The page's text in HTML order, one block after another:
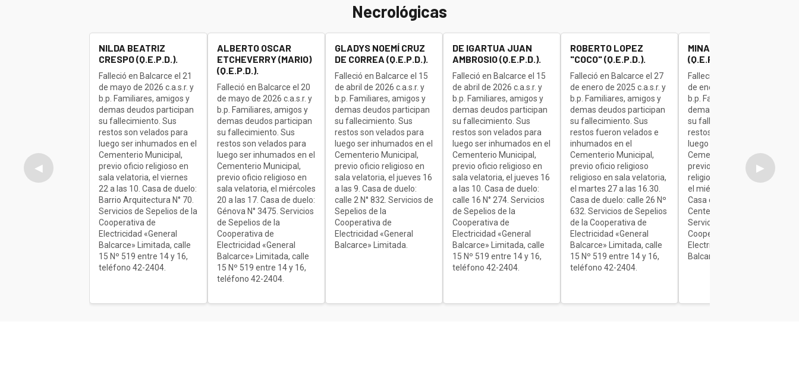
Necrológicas
◀
NILDA BEATRIZ
CRESPO (Q.E.P.D.).
Falleció en Balcarce el 21
de mayo de 2026 c.a.s.r. y
b.p. Familiares, amigos y
demas deudos participan
su fallecimiento. Sus
restos son velados para
luego ser inhumados en el
Cementerio Municipal,
previo oficio religioso en
sala velatoria, el viernes
22 a las 10. Casa de duelo:
Barrio Arquitectura N° 70.
Servicios de Sepelios de la
Cooperativa de
Electricidad «General
Balcarce» Limitada, calle
15 Nº 519 entre 14 y 16,
teléfono 42-2404.
ALBERTO OSCAR
ETCHEVERRY (MARIO)
(Q.E.P.D.).
Falleció en Balcarce el 20
de mayo de 2026 c.a.s.r. y
b.p. Familiares, amigos y
demas deudos participan
su fallecimiento. Sus
restos son velados para
luego ser inhumados en el
Cementerio Municipal,
previo oficio religioso en
sala velatoria, el miércoles
20 a las 17. Casa de duelo:
Génova N° 3475. Servicios
de Sepelios de la
Cooperativa de
Electricidad «General
Balcarce» Limitada, calle
15 Nº 519 entre 14 y 16,
teléfono 42-2404.
GLADYS NOEMÍ CRUZ
DE CORREA (Q.E.P.D.).
Falleció en Balcarce el 15
de abril de 2026 c.a.s.r. y
b.p. Familiares, amigos y
demas deudos participan
su fallecimiento. Sus
restos son velados para
luego ser inhumados en el
Cementerio Municipal,
previo oficio religioso en
sala velatoria, el jueves 16
a las 9. Casa de duelo:
calle 2 N° 832. Servicios de
Sepelios de la
Cooperativa de
Electricidad «General
Balcarce» Limitada.
DE IGARTUA JUAN
AMBROSIO (Q.E.P.D.).
Falleció en Balcarce el 15
de abril de 2026 c.a.s.r. y
b.p. Familiares, amigos y
demas deudos participan
su fallecimiento. Sus
restos son velados para
luego ser inhumados en el
Cementerio Municipal,
previo oficio religioso en
sala velatoria, el jueves 16
a las 10. Casa de duelo:
calle 16 N° 274. Servicios
de Sepelios de la
Cooperativa de
Electricidad «General
Balcarce» Limitada, calle
15 Nº 519 entre 14 y 16,
teléfono 42-2404.
ROBERTO LOPEZ
"COCO" (Q.E.P.D.).
Falleció en Balcarce el 27
de enero de 2025 c.a.s.r. y
b.p. Familiares, amigos y
demas deudos participan
su fallecimiento. Sus
restos fueron velados e
inhumados en el
Cementerio Municipal,
previo oficio religioso
religioso en sala velatoria,
el martes 27 a las 16.30.
Casa de duelo: calle 26 Nº
632. Servicios de Sepelios
de la Cooperativa de
Electricidad «General
Balcarce» Limitada, calle
15 Nº 519 entre 14 y 16,
teléfono 42-2404.
MINAUDO JOSE "BETA"
(Q.E.P.D.).
Falleció en Balcarce el 27
de enero de 2025 c.a.s.r. y
b.p. Familiares, amigos y
demas deudos participan
su fallecimiento. Sus
restos son velados para
luego ser inhumados en el
Cementerio Municipal,
previo oficio religioso
religioso en sala velatoria,
el miércoles de 7 a 9.30.
Casa de duelo: Av.
Centenario Nº 1840.
Servicios de Sepelios de la
Cooperativa de
Electricidad «General
Balcarce» Limitada.
▶